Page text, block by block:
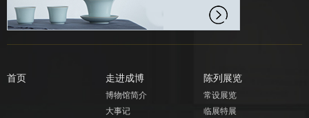
首页 走进成博
博物馆简介
大事记
陈列展览
常设展览
临展特展